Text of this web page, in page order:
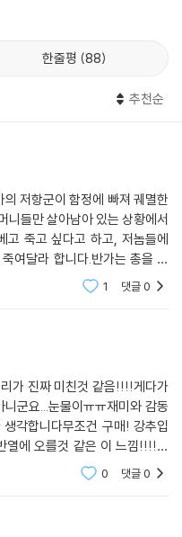
한줄평 88
추천순
저항군이 함정에 빠져 궤멸한
니들만 살아남아 있는 상황에서
고 죽고 싶다고 하고, 저놈들에
여달라 합니다.반가는 총을 들
고, "세상이 이모양이 되기 전에
1 댓글0
가 진짜 미친것 같음!!!!게다가
군요...눈물이ㅠㅠ재미와 감동
각합니다무조건 구매! 강추입
열에 오를것 같은 이 느낌!!!!애
고서는 바로 수집을 해야겠다
0 댓글0